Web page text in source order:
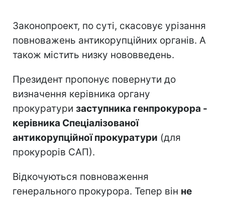
Законопроект, по суті, скасовує урізання
повноважень антикорупційних органів. А
також містить низку нововведень.
Президент пропонує повернути до
визначення керівника органу
прокуратури заступника генпрокурора -
керівника Спеціалізованої
антикорупційної прокуратури (для
прокурорів САП).
Відкочуються повноваження
генерального прокурора. Тепер він не